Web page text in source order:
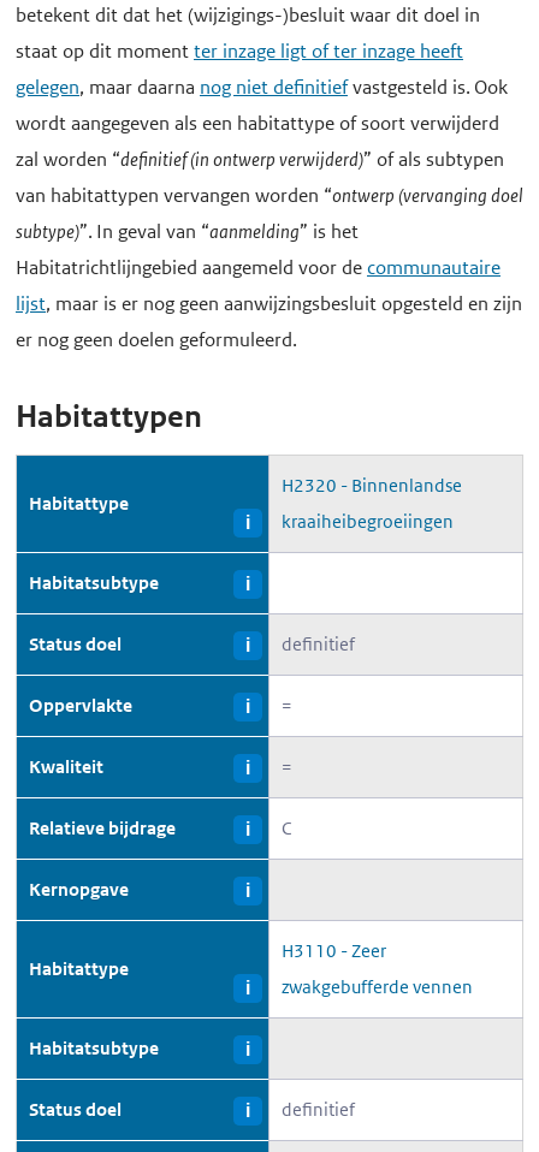
betekent dit dat het (wijzigings-)besluit waar dit doel in
staat op dit momentter inzage ligt of ter inzage heeft
gelegen, maar daarna nog niet definitiefvastgesteld is. Ook
wordt aangegeven als een habitattype of soort verwijderd
zal worden “definitief (in ontwerp verwijderd)” of als subtypen
van habitattypen vervangen worden “ontwerp (vervanging doel
subtype)”. In geval van “aanmelding” is het
Habitatrichtlijngebied aangemeld voor decommunautaire
lijst, maar is er nog geen aanwijzingsbesluit opgesteld en zijn
er nog geen doelen geformuleerd.
Habitattypen
Habitattype
i
H2320 - Binnenlandse
kraaiheibegroeiingen
Habitatsubtype i
Status doel i definitief
Oppervlakte i =
Kwaliteit i =
Relatieve bijdrage i C
Kernopgave i
Habitattype
i
H3110 - Zeer
zwakgebufferde vennen
Habitatsubtype i
Status doel i definitief